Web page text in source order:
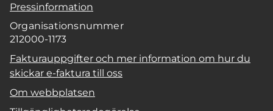
Pressinformation
Organisationsnummer
212000-1173
Fakturauppgifter och mer information om hur du
skickar e-faktura till oss
Om webbplatsen